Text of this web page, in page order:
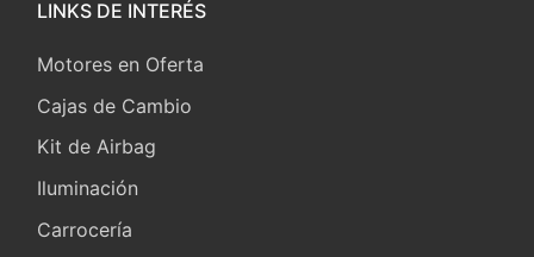
LINKS DE INTERÉS
Motores en Oferta
Cajas de Cambio
Kit de Airbag
Iluminación
Carrocería